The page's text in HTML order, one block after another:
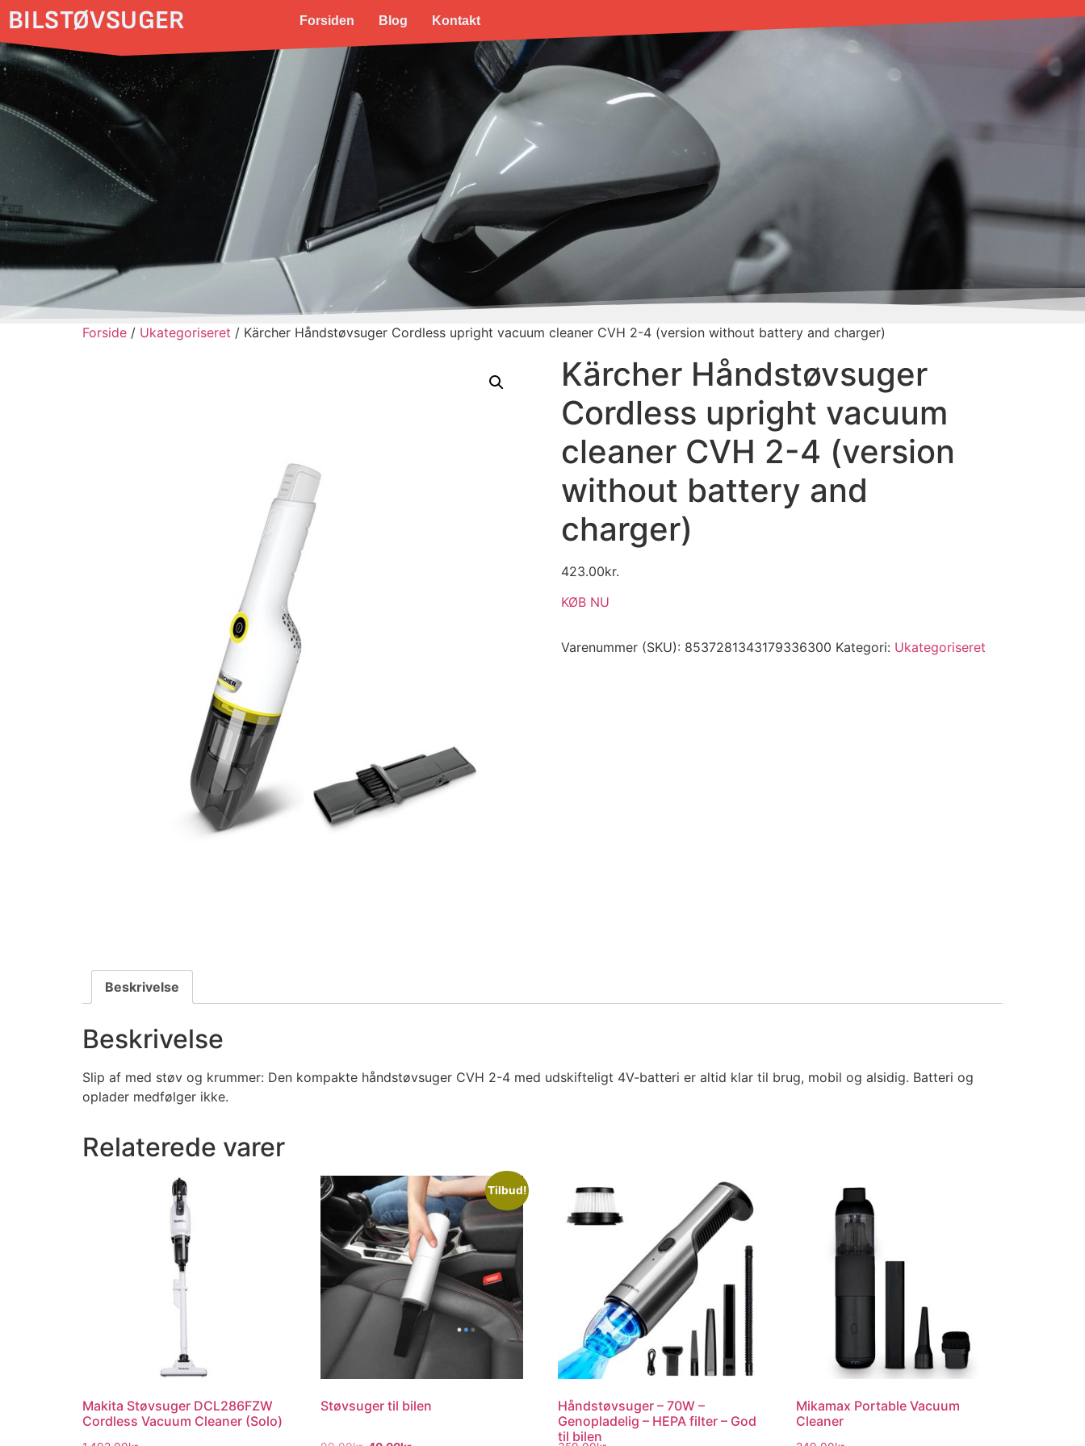
BILSTØVSUGER Forsiden Blog Kontakt
Forside / Ukategoriseret / Kärcher Håndstøvsuger Cordless upright vacuum cleaner CVH 2-4 (version without battery and charger)
Kärcher Håndstøvsuger
Cordless upright vacuum
cleaner CVH 2-4 (version
without battery and
charger)
423.00kr.
KØB NU
Varenummer (SKU): 8537281343179336300 Kategori: Ukategoriseret
Beskrivelse
Beskrivelse
Slip af med støv og krummer: Den kompakte håndstøvsuger CVH 2-4 med udskifteligt 4V-batteri er altid klar til brug, mobil og alsidig. Batteri og
oplader medfølger ikke.
Relaterede varer
Makita Støvsuger DCL286FZW
Cordless Vacuum Cleaner (Solo)
Tilbud!
Støvsuger til bilen
Håndstøvsuger – 70W –
Genopladelig – HEPA filter – God
til bilen
Mikamax Portable Vacuum
Cleaner